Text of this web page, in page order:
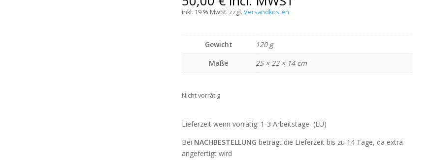
inkl. 19 % MwSt. zzgl. Versandkosten
Gewicht
120 g
Maße
25 × 22 × 14 cm
Nicht vorrätig
Lieferzeit wenn vorrätig: 1-3 Arbeitstage (EU)
Bei NACHBESTELLUNG beträgt die Lieferzeit bis zu 14 Tage, da extra
angefertigt wird